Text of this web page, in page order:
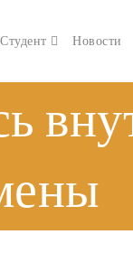
Студент Новости